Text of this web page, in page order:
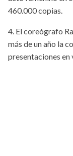
460.000 copias.
4. El coreógrafo
más de un año la
presentaciones en